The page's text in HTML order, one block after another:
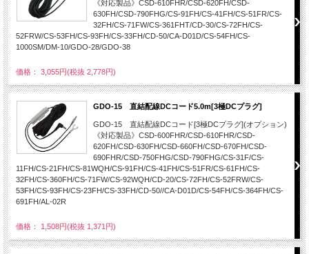
《対応製品》CSD-610FHR/CSD-620FH/CSD-
630FH/CSD-790FHG/CS-91FH/CS-41FH/CS-51FR/CS-
32FH/CS-71FW/CS-361FHT/CD-30/CS-72FH/CS-
52FRW/CS-53FH/CS-93FH/CS-33FH/CD-50/CA-D01D/CS-54FH/CS-
1000SM/DM-10/GDO-28/GDO-38
価格： 3,055円(税抜 2,778円)
GDO-15 直結配線DCコード5.0m[3極DCプラグ]
GDO-15 直結配線DCコード[3極DCプラグ](オプション)
《対応製品》CSD-600FHR/CSD-610FHR/CSD-
620FH/CSD-630FH/CSD-660FH/CSD-670FH/CSD-
690FHR/CSD-750FHG/CSD-790FHG/CS-31F/CS-
11FH/CS-21FH/CS-81WQH/CS-91FH/CS-41FH/CS-51FR/CS-61FH/CS-
32FH/CS-360FH/CS-71FW/CS-92WQH/CD-20/CS-72FH/CS-52FRW/CS-
53FH/CS-93FH/CS-23FH/CS-33FH/CD-50//CA-D01D/CS-54FH/CS-364FH/CS-
691FH/AL-02R
価格： 1,508円(税抜 1,371円)